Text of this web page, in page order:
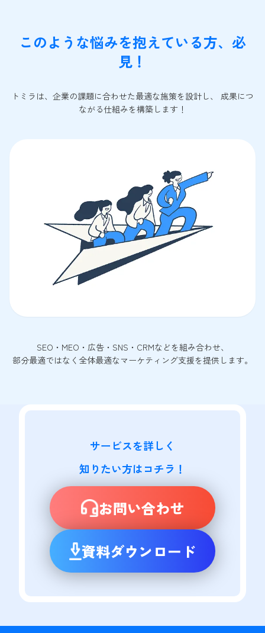
このような悩みを抱えている方、必
見！
トミラは、企業の課題に合わせた最適な施策を設計し、 成果につ
ながる仕組みを構築します！
SEO・MEO・広告・SNS・CRMなどを組み合わせ、
部分最適ではなく全体最適なマーケティング支援を提供します。
サービスを詳しく
知りたい方はコチラ！
お問い合わせ
資料ダウンロード